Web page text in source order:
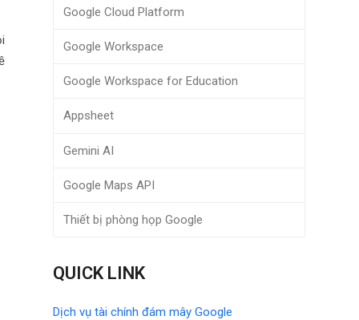
Google Cloud Platform
Google Workspace
Google Workspace for Education
Appsheet
Gemini AI
Google Maps API
Thiết bị phòng họp Google
QUICK LINK
Dịch vụ tài chính đám mây Google